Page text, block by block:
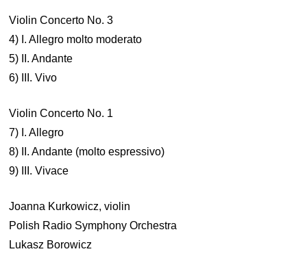
Violin Concerto No. 3
4) I. Allegro molto moderato
5) II. Andante
6) III. Vivo
Violin Concerto No. 1
7) I. Allegro
8) II. Andante (molto espressivo)
9) III. Vivace
Joanna Kurkowicz, violin
Polish Radio Symphony Orchestra
Lukasz Borowicz